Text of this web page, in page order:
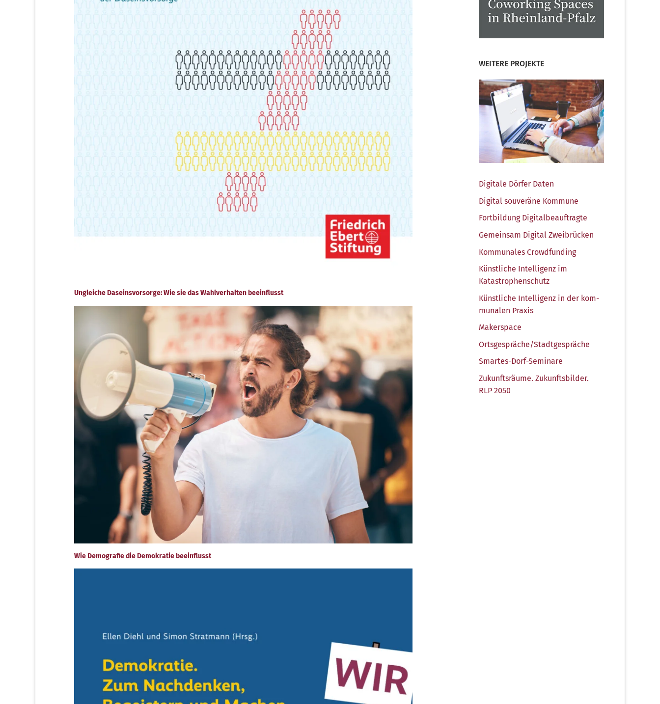
Ungleiche Daseinsvorsorge: Wie sie das Wahlverhalten beeinflusst
Wie Demografie die Demokratie beeinflusst
WEITERE PROJEKTE
Digi­ta­le Dör­fer Daten
Digi­tal sou­ve­rä­ne Kommune
Fort­bil­dung Digitalbeauftragte
Gemein­sam Digi­tal Zweibrücken
Kom­mu­na­les Crowdfunding
Künst­li­che Intel­li­genz im
Katastrophenschutz
Künst­li­che Intel­li­genz in der kom­
mu­na­len Praxis
Maker­space
Ortsgespräche/​Stadtgespräche
Smar­tes-Dorf-Semi­na­re
Zukunfts­räu­me. Zukunfts­bil­der.
RLP 2050